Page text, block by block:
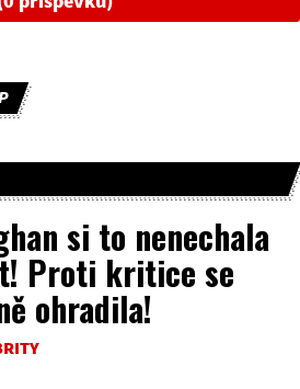
si to nenechala
Proti kritice se
ohradila!